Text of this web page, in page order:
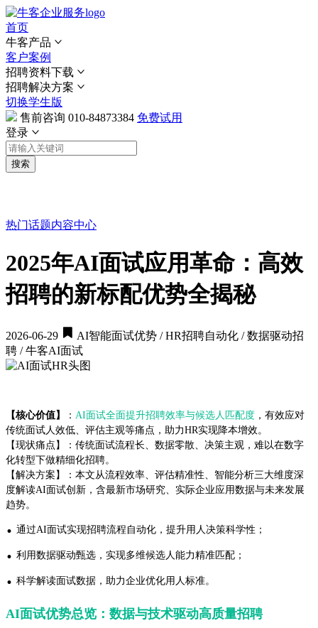
首页
牛客产品
客户案例
招聘资料下载
招聘解决方案
切换学生版
售前咨询 010-84873384 免费试用
登录
搜索
热门话题内容中心
2025年AI面试应用革命：高效
招聘的新标配优势全揭秘
2026-06-29
AI智能面试优势 / HR招聘自动化 / 数据驱动招
聘 / 牛客AI面试
【核心价值】 ： AI面试全面提升招聘效率与候选人匹配度 ，有效应对
传统面试人效低、评估主观等痛点，助力HR实现降本增效。
【现状痛点】：传统面试流程长、数据零散、决策主观，难以在数字
化转型下做精细化招聘。
【解决方案】：本文从流程效率、评估精准性、智能分析三大维度深
度解读AI面试创新，含最新市场研究、实际企业应用数据与未来发展
趋势。
· 通过AI面试实现招聘流程自动化，提升用人决策科学性；
· 利用数据驱动甄选，实现多维候选人能力精准匹配；
· 科学解读面试数据，助力企业优化用人标准。
AI面试优势总览：数据与技术驱动高质量招聘